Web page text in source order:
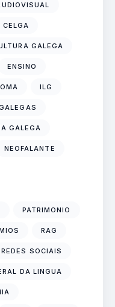
CELGA
GALEGA
ENSINO
ILG
GALEGA
NEOFALANTE
PATRIMONIO
RAG
REDES SOCIAIS
DA LINGUA